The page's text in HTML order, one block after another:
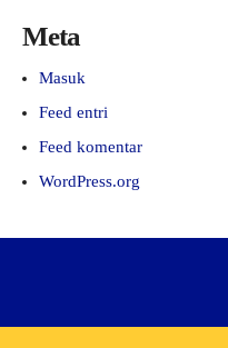
Meta
Masuk
Feed entri
Feed komentar
WordPress.org